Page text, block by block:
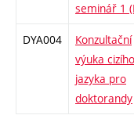
seminář 1
DYA004
Konzultační
výuka cizího
jazyka pro
doktorandy